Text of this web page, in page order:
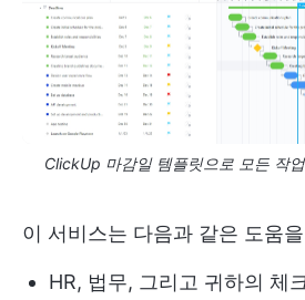
ClickUp 마감일 템플릿으로 모든 작
이 서비스는 다음과 같은 도움
HR, 법무, 그리고 귀하의 체